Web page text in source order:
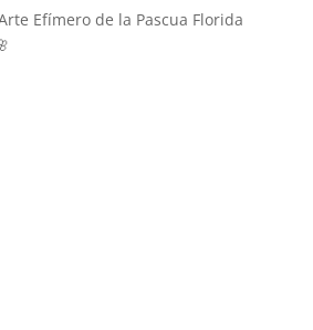
Efímero de la Pascua Florida